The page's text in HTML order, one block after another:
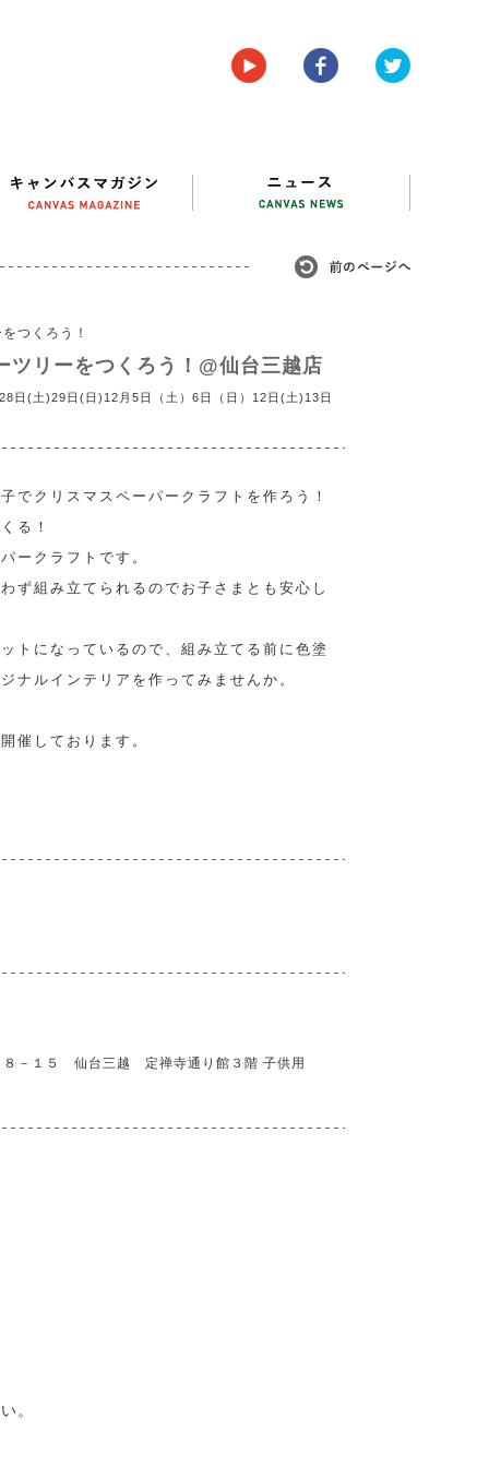
つくろう！
ツリーをつくろう！@仙台三越店
日(土)29日(日)12月5日（土）6日（日）12日(土)13日
でクリスマスペーパークラフトを作ろう！
る！
ークラフトです。
ず組み立てられるのでお子さまとも安心し
トになっているので、組み立てる前に色塗
ナルインテリアを作ってみませんか。
催しております。
８－１５ 仙台三越 定禅寺通り館３階 子供用
。